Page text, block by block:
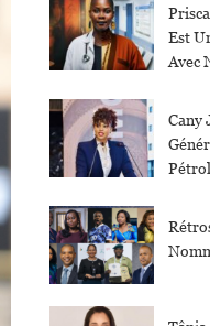
Est
Avec
Cany